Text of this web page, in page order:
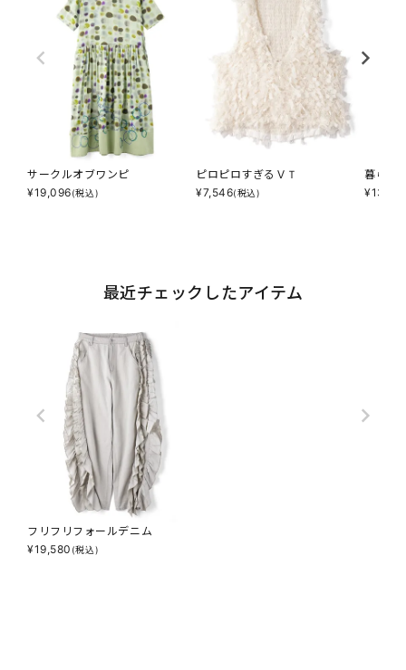
サークルオブワンピ
¥19,096(税込)
ピロピロすぎるＶＴ
¥7,546(税込)
暮らし
¥
最近チェックしたアイテム
フリフリフォールデニム
¥19,580 (税込)